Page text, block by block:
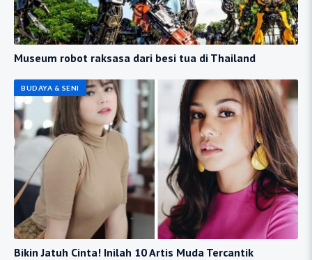
Museum robot raksasa dari besi tua di Thailand
BUDAYA & SENI
Bikin Jatuh Cinta! Inilah 10 Artis Muda Tercantik